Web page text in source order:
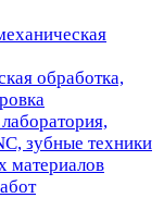
обработка,
зубные техники
материалов